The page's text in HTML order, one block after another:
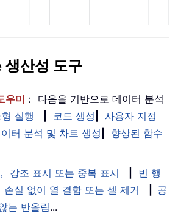
산성 도구
우미 ： 다음을 기반으로 데이터 분석
실행 코드 생성
사용자 지정
터 분석 및 차트 생성
향상된 함수
강조 표시 또는 중복 표시
빈 행
손실 없이 열 결합 또는 셀 제거
공
는 반올림...